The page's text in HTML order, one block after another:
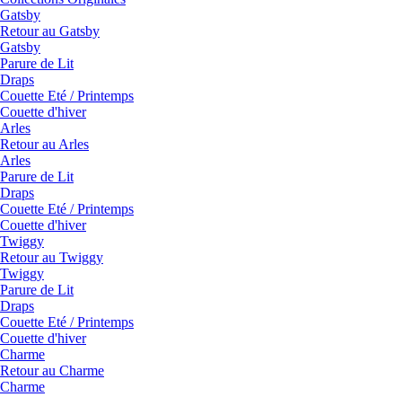
Gatsby
Retour au Gatsby
Gatsby
Parure de Lit
Draps
Couette Eté / Printemps
Couette d'hiver
Arles
Retour au Arles
Arles
Parure de Lit
Draps
Couette Eté / Printemps
Couette d'hiver
Twiggy
Retour au Twiggy
Twiggy
Parure de Lit
Draps
Couette Eté / Printemps
Couette d'hiver
Charme
Retour au Charme
Charme